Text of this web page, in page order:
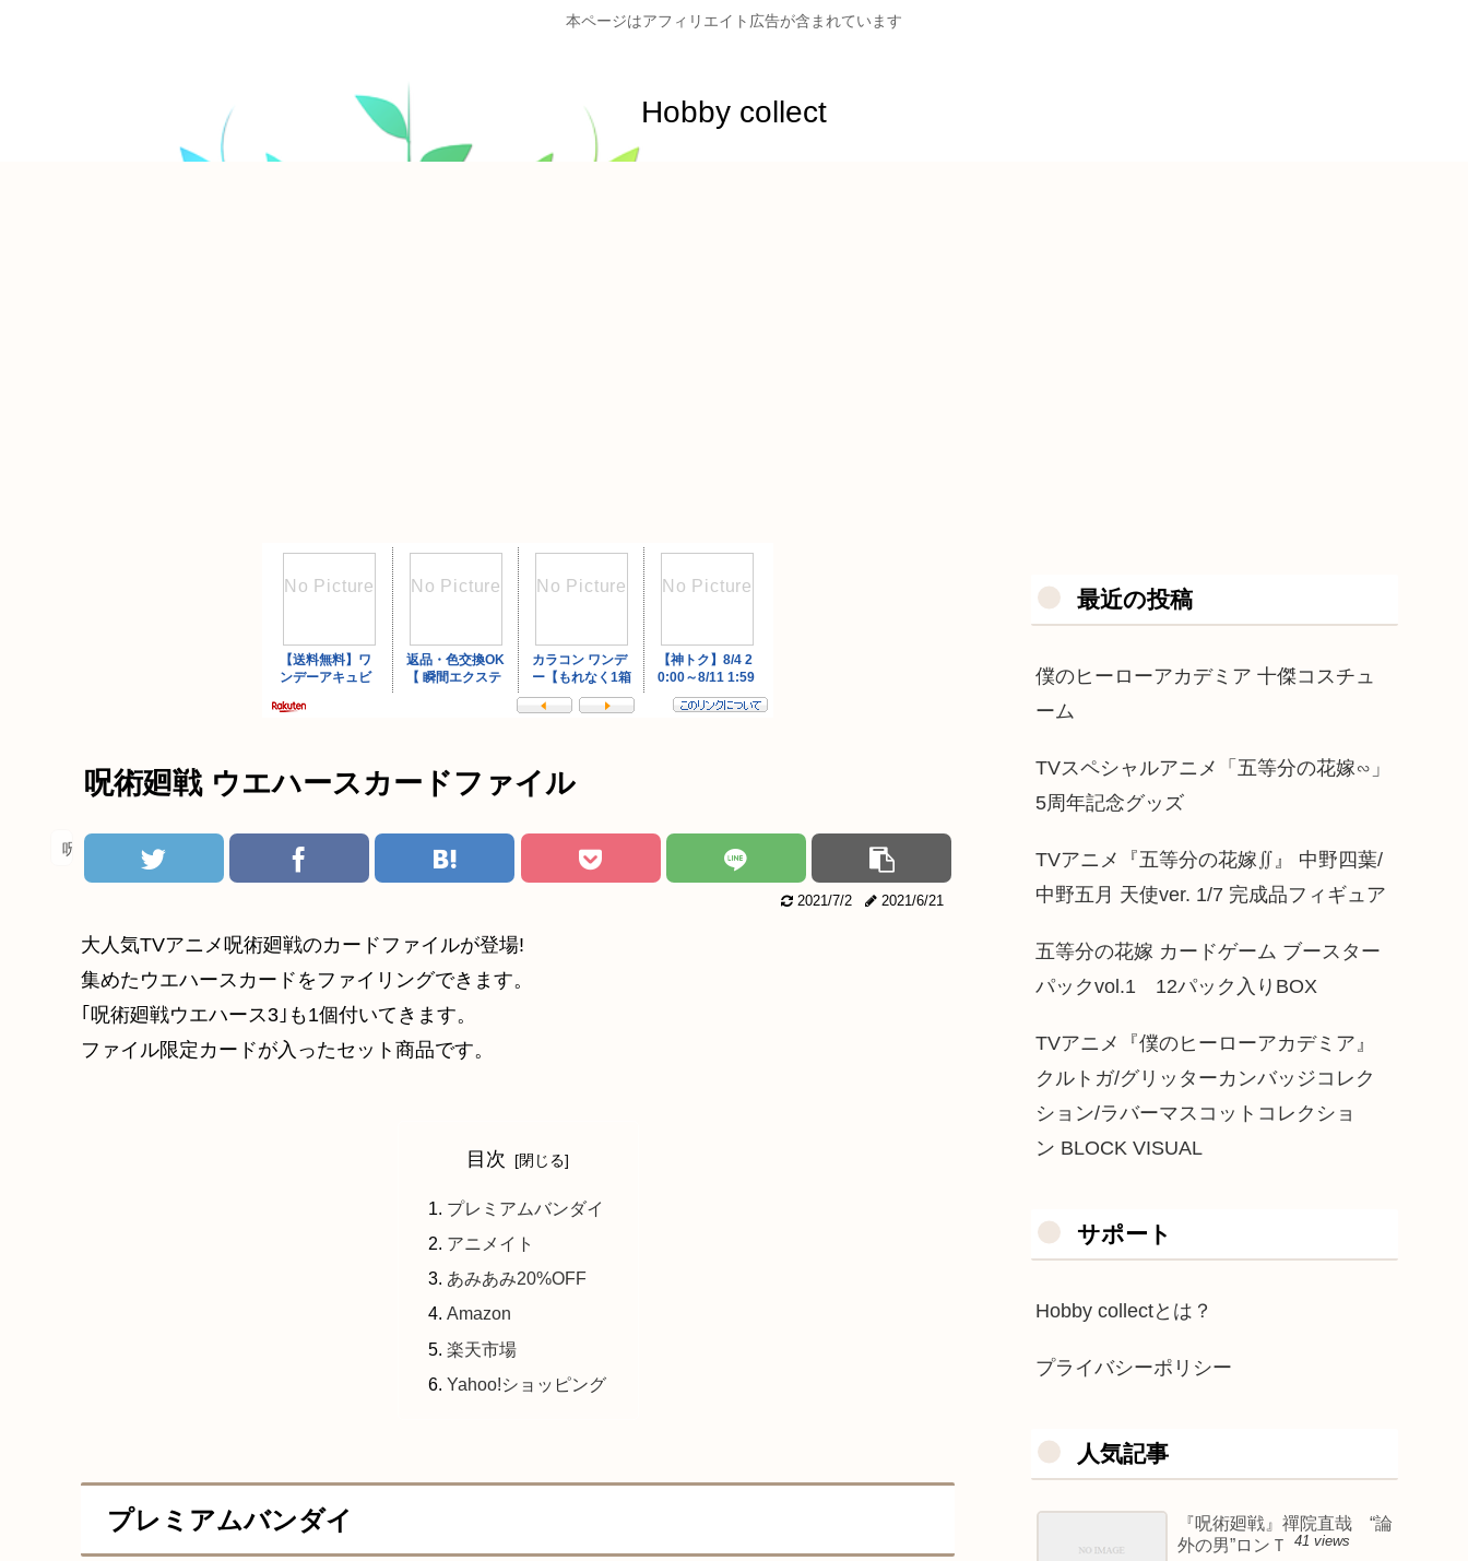
本ページはアフィリエイト広告が含まれています
Hobby collect
呪術廻戦 ウエハースカードファイル
呪術廻戦
2021/7/2 2021/6/21
大人気TVアニメ呪術廻戦のカードファイルが登場!
集めたウエハースカードをファイリングできます。
｢呪術廻戦ウエハース3｣も1個付いてきます。
ファイル限定カードが入ったセット商品です。
目次
プレミアムバンダイ
アニメイト
あみあみ20%OFF
Amazon
楽天市場
Yahoo!ショッピング
プレミアムバンダイ
最近の投稿
僕のヒーローアカデミア 十傑コスチュ
ーム
TVスペシャルアニメ「五等分の花嫁∽」
5周年記念グッズ
TVアニメ『五等分の花嫁∬』 中野四葉/
中野五月 天使ver. 1/7 完成品フィギュア
五等分の花嫁 カードゲーム ブースター
パックvol.1 12パック入りBOX
TVアニメ『僕のヒーローアカデミア』
クルトガ/グリッターカンバッジコレク
ション/ラバーマスコットコレクショ
ン BLOCK VISUAL
サポート
Hobby collectとは？
プライバシーポリシー
人気記事
『呪術廻戦』禪院直哉 “論
外の男”ロンＴ
41 views